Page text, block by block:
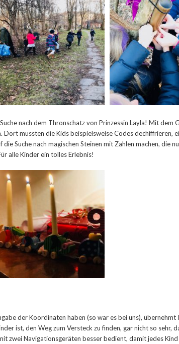
nach dem Thronschatz von Prinzessin Layla! Mit dem
Dort mussten die Kids beispielsweise Codes dechiffrieren,
Suche nach magischen Steinen mit Zahlen machen, die
alle Kinder ein tolles Erlebnis!
der Koordinaten haben (so war es bei uns), übernehmt
ist, den Weg zum Versteck zu finden, gar nicht so sehr,
zwei Navigationsgeräten besser bedient, damit jedes Kind